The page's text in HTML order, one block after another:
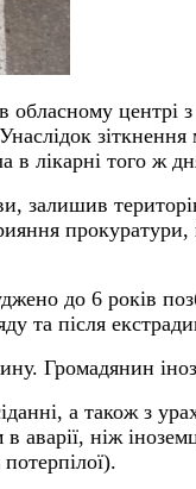
в лікарні того ж
залишив
до 6 років
та після
Громадянин
а також з
ніж